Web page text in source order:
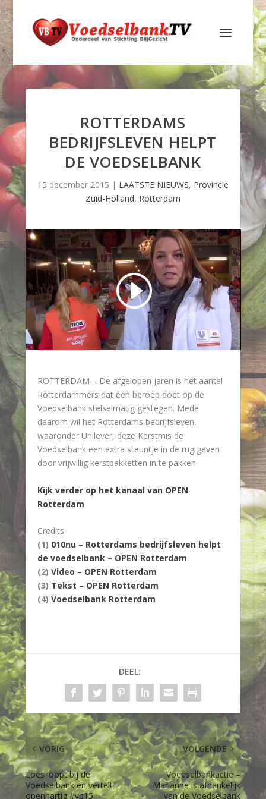
ROTTERDAMS
BEDRIJFSLEVEN HELPT
DE VOEDSELBANK
15 december 2015 | LAATSTE NIEUWS, Provincie
Zuid-Holland, Rotterdam
ROTTERDAM – De afgelopen jaren is het aantal
Rotterdammers dat een beroep doet op de
Voedselbank stelselmatig gestegen. Mede
daarom wil het Rotterdams bedrijfsleven,
waaronder Unilever, deze Kerstmis de
Voedselbank een extra steuntje in de rug geven
door vrijwillig kerstpakketten in te pakken.
Kijk verder op het kanaal van OPEN
Rotterdam
Credits
(1) 010nu – Rotterdams bedrijfsleven helpt
de voedselbank – OPEN Rotterdam
(2) Video – OPEN Rotterdam
(3) Tekst – OPEN Rotterdam
(4) Voedselbank Rotterdam
DEEL:
VORIG
Loes loopt bij de
Voedselbank en vertelt
openhartig #vb15
VOLGENDE
Voedselbankactie –
Marianne is afhankelijk
van de Voedselbank